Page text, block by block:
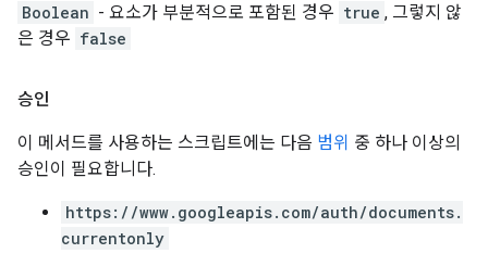
Boolean - 요소가 부분적으로 포함된 경우 true , 그렇지 않
은 경우 false
승인
이 메서드를 사용하는 스크립트에는 다음 범위 중 하나 이상의
승인이 필요합니다.
https://www.googleapis.com/auth/documents.
currentonly